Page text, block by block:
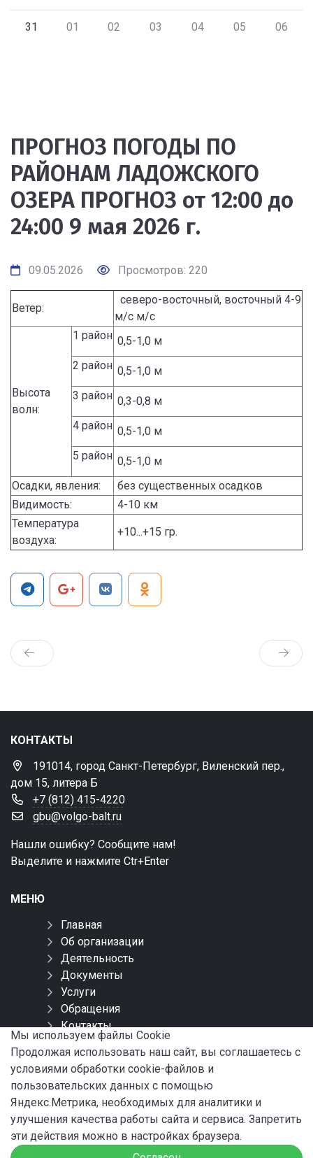
31 01 02 03 04 05 06
ПРОГНОЗ ПОГОДЫ ПО
РАЙОНАМ ЛАДОЖСКОГО
ОЗЕРА ПРОГНОЗ от 12:00 до
24:00 9 мая 2026 г.
09.05.2026 Просмотров: 220
Ветер:
северо-восточный, восточный 4-9
м/с м/с
Высота
волн:
1 район 0,5-1,0 м
2 район 0,5-1,0 м
3 район 0,3-0,8 м
4 район 0,5-1,0 м
5 район 0,5-1,0 м
Осадки, явления:
без существенных осадков
Видимость:
4-10 км
Температура
воздуха:
+10...+15 гр.
КОНТАКТЫ
191014, город Санкт-Петербург, Виленский пер.,
дом 15, литера Б
+7 (812) 415-4220
gbu@volgo-balt.ru
Нашли ошибку? Сообщите нам!
Выделите и нажмите Ctr+Enter
МЕНЮ
Главная
Об организации
Деятельность
Документы
Услуги
Обращения
Контакты
Карта сайта
СОЦИАЛЬНЫЕ СЕТИ
Мы используем файлы Сookie
Продолжая использовать наш сайт, вы соглашаетесь с
условиями обработки cookie-файлов и
пользовательских данных с помощью
Яндекс.Метрика, необходимых для аналитики и
улучшения качества работы сайта и сервиса. Запретить
эти действия можно в настройках браузера.